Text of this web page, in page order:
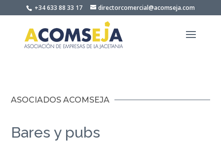
to
+34 633 88 33 17 directorcomercial@acomseja.com
ASOCIADOS ACOMSEJA
Bares y pubs